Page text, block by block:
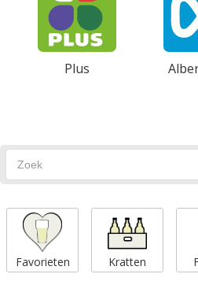
Plus
Favorieten Kratten